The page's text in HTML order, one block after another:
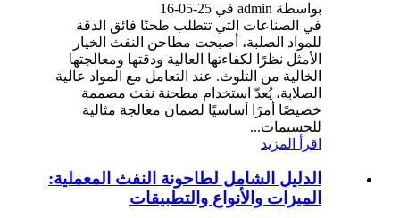
بواسطة admin في 25-05-16
في الصناعات التي تتطلب طحنًا فائق الدقة
للمواد الصلبة، أصبحت مطاحن النفث الخيار
الأمثل نظرًا لكفاءتها العالية ودقتها ومعالجتها
الخالية من التلوث. عند التعامل مع المواد عالية
الصلابة، يُعدّ استخدام مطحنة نفث مصممة
خصيصًا أمرًا أساسيًا لضمان معالجة مثالية
للجسيمات...
اقرأ المزيد
الدليل الشامل لطاحونة النفث المعملية:
الميزات والأنواع والتطبيقات